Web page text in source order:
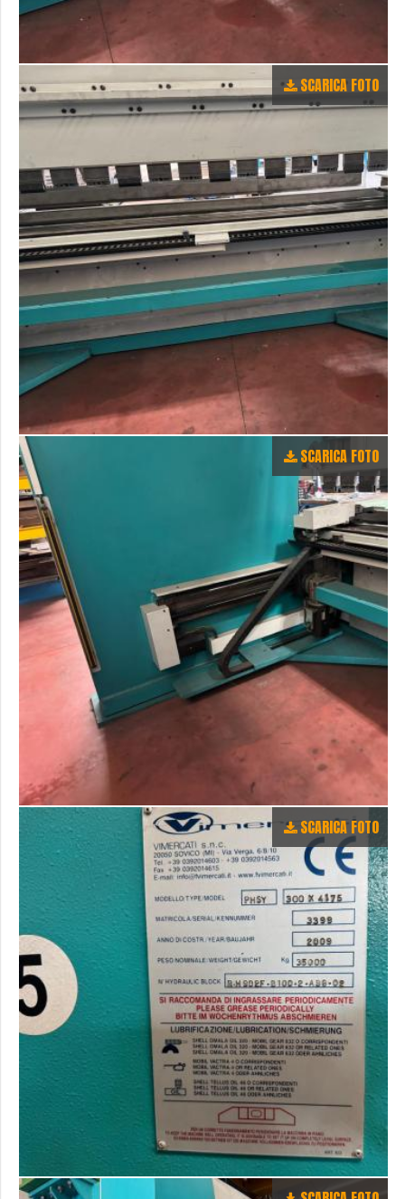
SCARICA FOTO
SCARICA FOTO
SCARICA FOTO